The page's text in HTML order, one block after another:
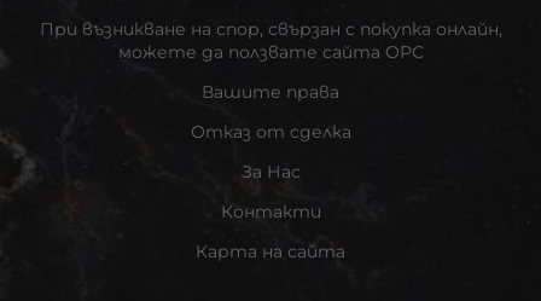
При възникване на спор, свързан с покупка онлайн,
можете да ползвате сайта ОРС
Вашите права
Отказ от сделка
За Нас
Контакти
Карта на сайта